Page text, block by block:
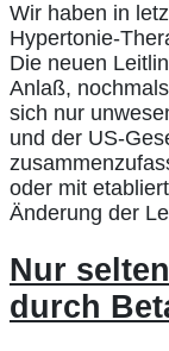
Wir haben in
Hypertonie-
Die neuen
Anlaß,
sich nur
und der US-
oder mit
Änderung der
Nur
durch